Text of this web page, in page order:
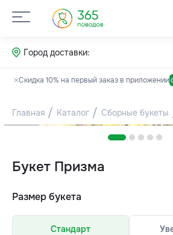
Город доставки:
Скидка 10% на первый заказ в приложении
Главная Каталог Сборные букеты
Букет Призма
Размер букета
Стандарт